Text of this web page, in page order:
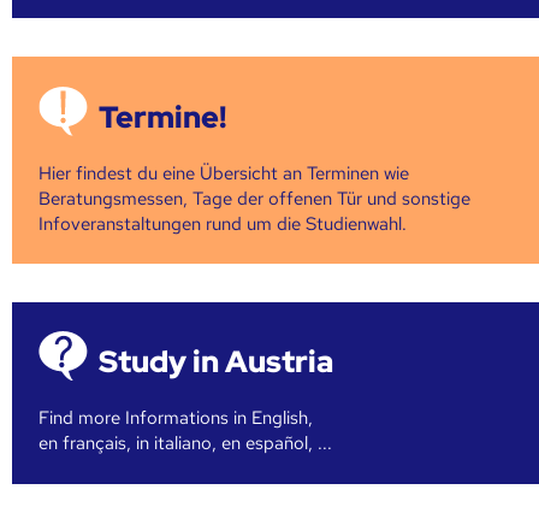
Termine!
Hier findest du eine Übersicht an Terminen wie
Beratungsmessen, Tage der offenen Tür und sonstige
Infoveranstaltungen rund um die Studienwahl.
Study in Austria
Find more Informations in English,
en français, in italiano, en español, ...